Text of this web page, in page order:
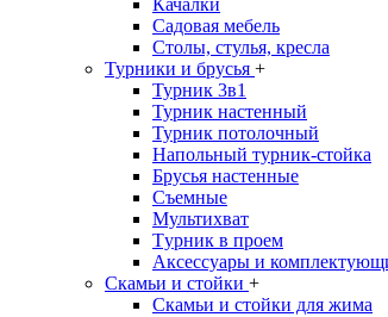
Качалки
Садовая мебель
Столы, стулья, кресла
Турники и брусья +
Турник 3в1
Турник настенный
Турник потолочный
Напольный турник-стойка
Брусья настенные
Съемные
Мультихват
Tурник в проем
Аксессуары и
Скамьи и стойки +
Скамьи и стойки для жима